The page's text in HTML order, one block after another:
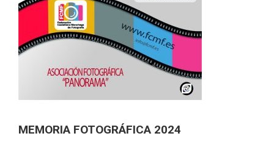
MEMORIA FOTOGRÁFICA 2024